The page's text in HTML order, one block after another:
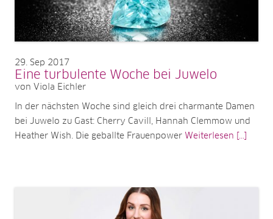
29 Sep 2017
Eine turbulente Woche bei Juwelo
von Viola Eichler
In der nächsten Woche sind gleich drei charmante Damen
bei Juwelo zu Gast: Cherry Cavill, Hannah Clemmow und
Heather Wish. Die geballte Frauenpower Weiterlesen [...]